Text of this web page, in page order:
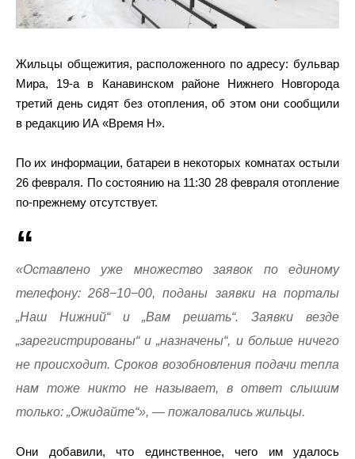
Жильцы общежития, расположенного по адресу: бульвар
Мира, 19-а в Канавинском районе Нижнего Новгорода
третий день сидят без отопления, об этом они сообщили
в редакцию ИА «Время Н».
По их информации, батареи в некоторых комнатах остыли
26 февраля. По состоянию на 11:30 28 февраля отопление
по-прежнему отсутствует.
«Оставлено уже множество заявок по единому
телефону: 268−10−00, поданы заявки на порталы
„Наш Нижний“ и „Вам решать“. Заявки везде
„зарегистрированы“ и „назначены“, и больше ничего
не происходит. Сроков возобновления подачи тепла
нам тоже никто не называет, в ответ слышим
только: „Ожидайте“», — пожаловались жильцы.
Они добавили, что единственное, чего им удалось